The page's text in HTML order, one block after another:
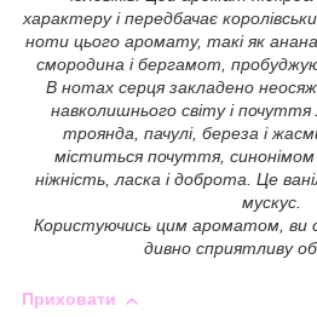
характеру і передбачає
ноти цього аромату, такі як
смородина і бергамот,
В нотах серця закладено
навколишнього світу і почуття
троянда, пачулі, береза і
міститься почуття, синонімом
ніжність, ласка і доброта. Це
мускус.
Користуючись цим ароматом, ви
дивно сприятливу
Приховати